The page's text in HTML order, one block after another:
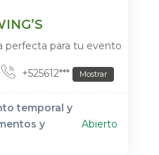
perfecta para tu evento
+525612*** Mostrar
temporal y
y
Abierto